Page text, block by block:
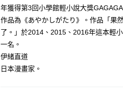
※ 請注意：結帳手續完成當下不需立刻繳費
絡購買商品的店家。未經商家同意取消之訂
先享後付繳納相關費用。
※ 交易是否成功請以「AFTEE先享後付 」之
付客戶支援中心」
【注意事項】
１．透過由恩沛科技股份有限公司提供之「
萊爾富取貨付款
每筆NT$80，滿NT$500(含以上)免運費
付款後萊爾富取貨
每筆NT$80，滿NT$500(含以上)免運費
7-11取貨付款
年獲得第3回小學館輕小說大獎
作品為《あやかしがたり》。作品「果
了。」於2014、2015、2016年這本輕
一名。
伊緒直道
日本漫畫家。